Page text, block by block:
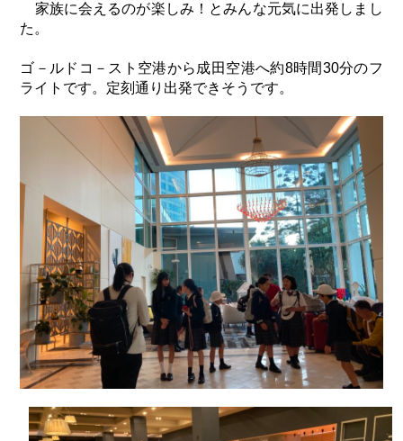
家族に会えるのが楽しみ！とみんな元気に出発しまし
た。
ゴ－ルドコ－スト空港から成田空港へ約8時間30分のフ
ライトです。定刻通り出発できそうです。